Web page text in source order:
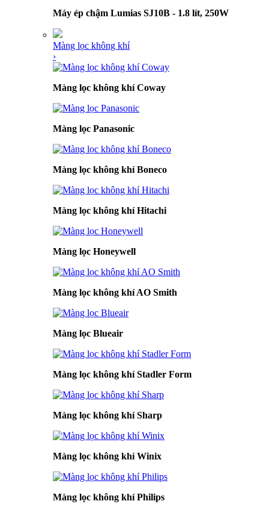
Máy ép chậm Lumias SJ10B - 1.8 lít, 250W
Màng lọc không khí
›
Màng lọc không khí Coway
Màng lọc Panasonic
Màng lọc không khí Boneco
Màng lọc không khí Hitachi
Màng lọc Honeywell
Màng lọc không khí AO Smith
Màng lọc Blueair
Màng lọc không khí Stadler Form
Màng lọc không khí Sharp
Màng lọc không khí Winix
Màng lọc không khí Philips